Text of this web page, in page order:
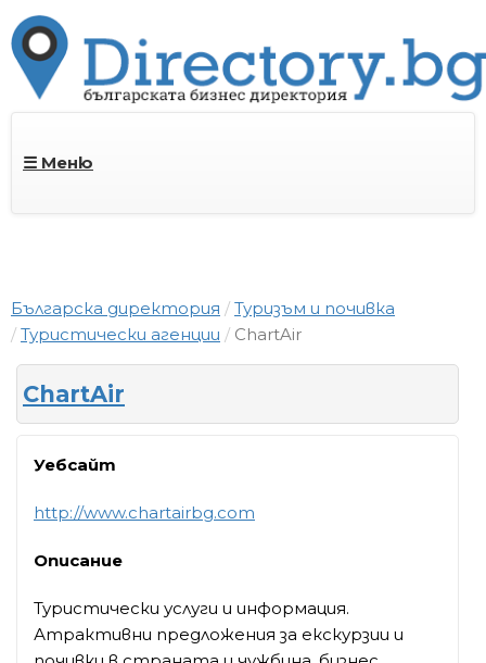
☰ Меню
Българска директория
Туризъм и почивка
Туристически агенции
ChartAir
ChartAir
Уебсайт
http://www.chartairbg.com
Описание
Туристически услуги и информация.
Атрактивни предложения за екскурзии и